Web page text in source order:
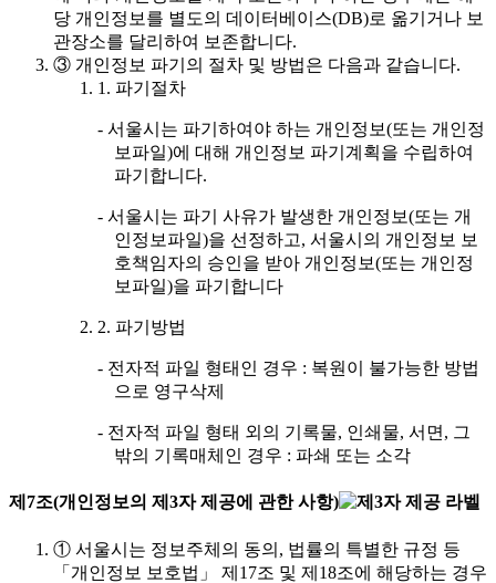
당 개인정보를 별도의 데이터베이스(DB)로 옮기거나 보
관장소를 달리하여 보존합니다.
③ 개인정보 파기의 절차 및 방법은 다음과 같습니다.
1. 파기절차
- 서울시는 파기하여야 하는 개인정보(또는 개인정
보파일)에 대해 개인정보 파기계획을 수립하여
파기합니다.
- 서울시는 파기 사유가 발생한 개인정보(또는 개
인정보파일)을 선정하고, 서울시의 개인정보 보
호책임자의 승인을 받아 개인정보(또는 개인정
보파일)을 파기합니다
2. 파기방법
- 전자적 파일 형태인 경우 : 복원이 불가능한 방법
으로 영구삭제
- 전자적 파일 형태 외의 기록물, 인쇄물, 서면, 그
밖의 기록매체인 경우 : 파쇄 또는 소각
제7조(개인정보의 제3자 제공에 관한 사항)
① 서울시는 정보주체의 동의, 법률의 특별한 규정 등
「개인정보 보호법」 제17조 및 제18조에 해당하는 경우